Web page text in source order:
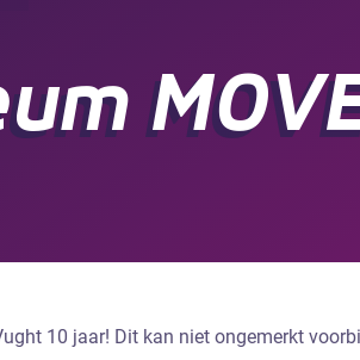
10 jaar! Dit kan niet ongemerkt